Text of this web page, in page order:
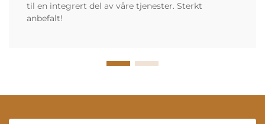
til en integrert del av våre tjenester. Sterkt
anbefalt!